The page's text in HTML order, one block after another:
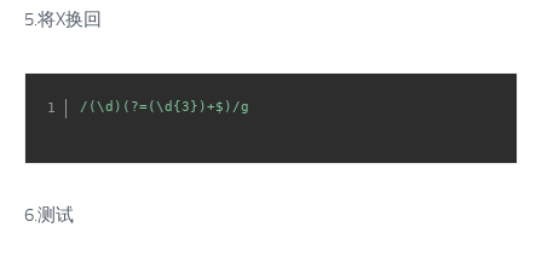
5.将X换回
/(\d)(?=(\d{3})+$)/g
6.测试